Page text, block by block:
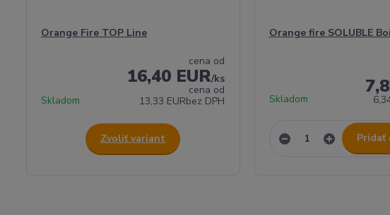
Orange Fire TOP Line
cena od
16,40 EUR/ks
cena od
13,33 EURbez DPH
Skladom
Zvoliť variant
Orange fire SOLUBLE
Skladom
Pridať